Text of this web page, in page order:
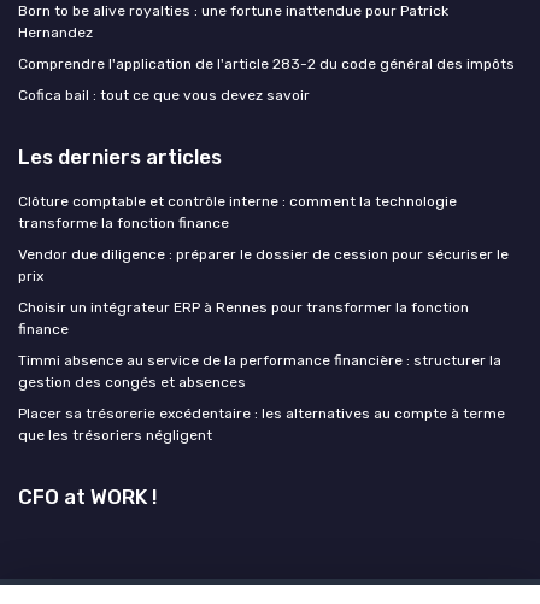
Born to be alive royalties : une fortune inattendue pour Patrick
Hernandez
Comprendre l'application de l'article 283-2 du code général des impôts
Cofica bail : tout ce que vous devez savoir
Les derniers articles
Clôture comptable et contrôle interne : comment la technologie
transforme la fonction finance
Vendor due diligence : préparer le dossier de cession pour sécuriser le
prix
Choisir un intégrateur ERP à Rennes pour transformer la fonction
finance
Timmi absence au service de la performance financière : structurer la
gestion des congés et absences
Placer sa trésorerie excédentaire : les alternatives au compte à terme
que les trésoriers négligent
CFO at WORK !